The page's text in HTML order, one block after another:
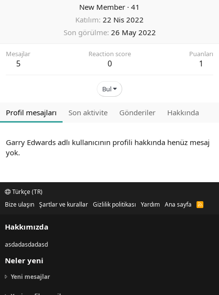
New Member · 41
Katılım 22 Nis 2022
Son görülme 26 May 2022
Mesajlar
5
Reaction score
0
Puanları
1
Bul
Profil mesajları Son aktivite Gönderiler Hakkında
Garry Edwards adlı kullanıcının profili hakkında henüz mesaj
yok.
Türkçe (TR)
Bize ulaşın Şartlar ve kurallar Gizlilik politikası Yardım Ana sayfa
R
Hakkımızda
asdadasdadasd
Neler yeni
Yeni mesajlar